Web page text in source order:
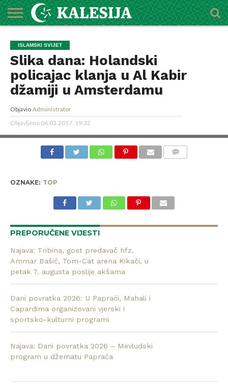
O
MEDŽLISU
DŽEMATI
IMAMI
MEKTEBSKI
CENTAR
VIJESTI
HUTBE
NAJAVE
KALENDAR
KONTAKT
ISLAMSKI SVIJET
Slika dana: Holandski
policajac klanja u Al Kabir
džamiji u Amsterdamu
Objavio Administrator
Objavljeno 06.03.2017. 19:32
OZNAKE: TOP
PREPORUČENE VIJESTI
Najava: Tribina, gost predavač hfz.
Ammar Bašić, Tom-Cat arena Kikači, u
petak 7. augusta poslije akšama
Dani povratka 2026: U Papraći, Mahali i
Capardima organizovani vjerski i
sportsko-kulturni programi
Najava: Dani povratka 2026 – Mevludski
program u džematu Papraća